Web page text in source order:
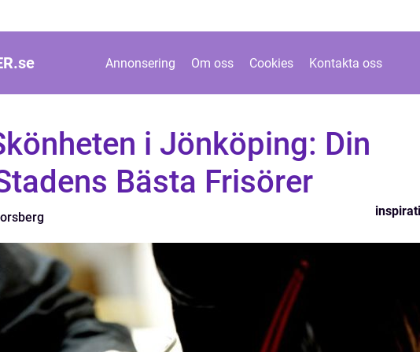
se Annonsering Om oss Cookies Kontakta oss
i Jönköping: Din
Bästa Frisörer